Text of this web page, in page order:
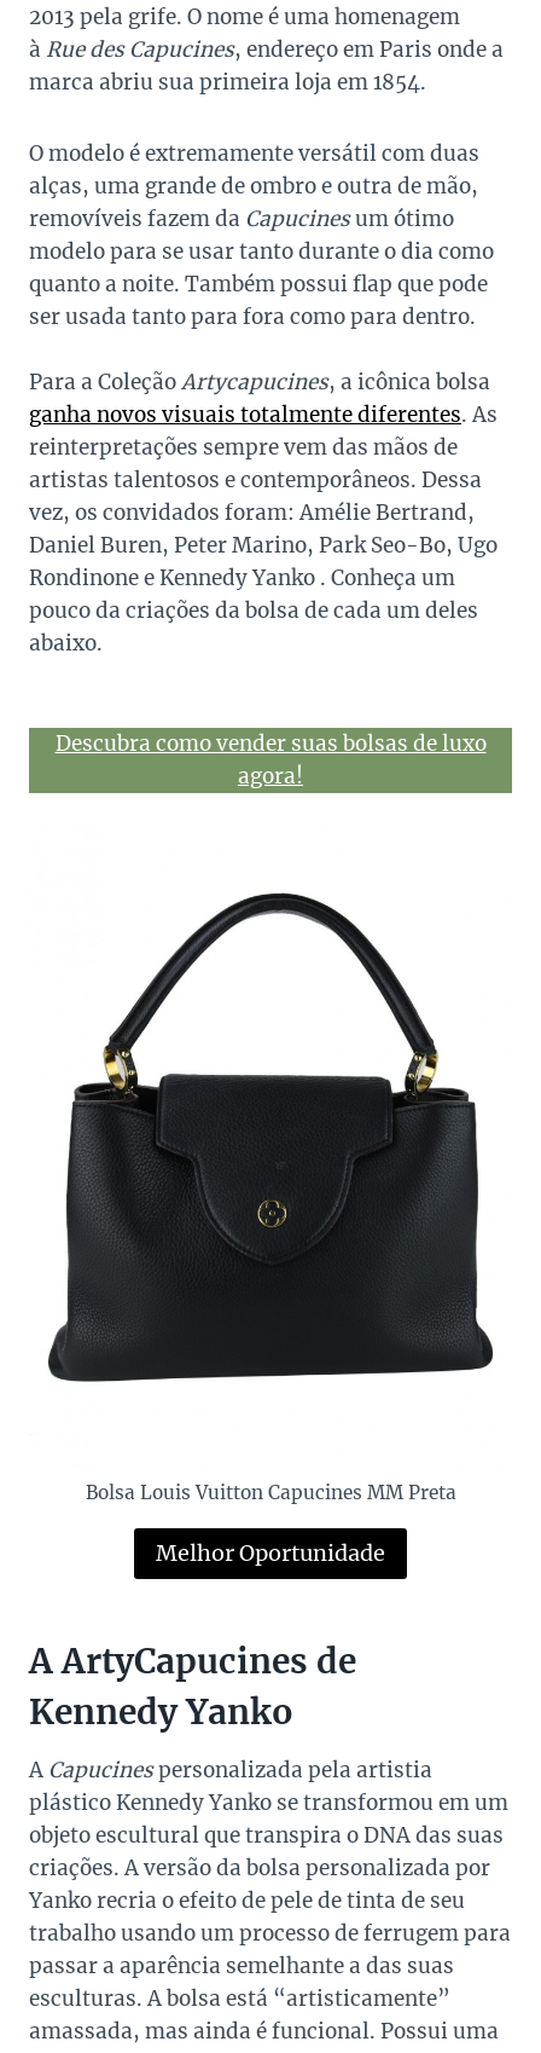
2013 pela grife. O nome é uma homenagem
à Rue des Capucines, endereço em Paris onde a
marca abriu sua primeira loja em 1854.
O modelo é extremamente versátil com duas
alças, uma grande de ombro e outra de mão,
removíveis fazem da Capucinesum ótimo
modelo para se usar tanto durante o dia como
quanto a noite. Também possui flap que pode
ser usada tanto para fora como para dentro.
Para a ColeçãoArtycapucines, a icônica bolsa
ganha novos visuais totalmente diferentes. As
reinterpretações sempre vem das mãos de
artistas talentosos e contemporâneos. Dessa
vez, os convidados foram: Amélie Bertrand,
Daniel Buren, Peter Marino, Park Seo-Bo, Ugo
Rondinone e Kennedy Yanko . Conheça um
pouco da criações da bolsa de cada um deles
abaixo.
Descubra como vender suas bolsas de luxo
agora!
Bolsa Louis Vuitton Capucines MM Preta
Melhor Oportunidade
A ArtyCapucines de
Kennedy Yanko
A Capucinespersonalizada pela artistia
plástico Kennedy Yanko se transformou em um
objeto escultural que transpira o DNA das suas
criações. A versão da bolsa personalizada por
Yanko recria o efeito de pele de tinta de seu
trabalho usando um processo de ferrugem para
passar a aparência semelhante a das suas
esculturas. A bolsa está “artisticamente”
amassada, mas ainda é funcional. Possui uma